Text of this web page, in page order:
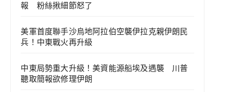
報 粉絲揪細節怒了
美軍首度聯手沙烏地阿拉伯空襲伊拉克親伊朗民
兵！中東戰火再升級
中東局勢重大升級！美資能源船埃及遇襲 川普
聽取簡報欲修理伊朗